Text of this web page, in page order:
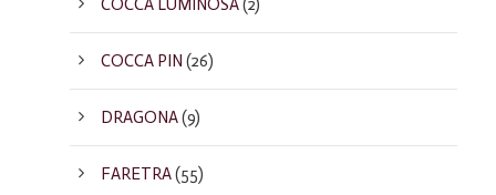
COCCA LUMINOSA(2)
COCCA PIN (26)
DRAGONA(9)
FARETRA(55)